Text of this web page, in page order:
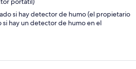
si hay detector de humo (el propietario
si hay un detector de humo en el